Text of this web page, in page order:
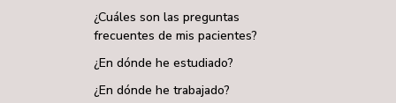
¿Cuáles son las preguntas
frecuentes de mis pacientes?
¿En dónde he estudiado?
¿En dónde he trabajado?